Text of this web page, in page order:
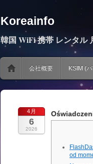
Koreainfo
韓国 WiFi 携帯 レンタル
会社概要 KSIM (
4月
6
2026
od